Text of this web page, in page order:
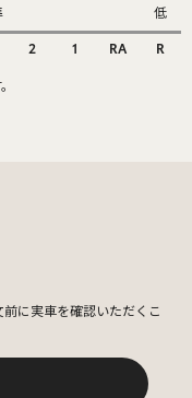
低
2 1 RA R
に実車を確認いただくこ